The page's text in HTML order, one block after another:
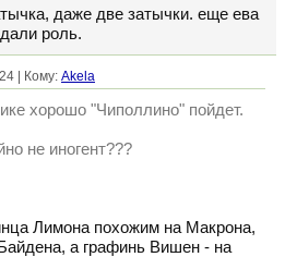
даже две затычки. еще ева
роль.
| Кому: Akela
хорошо "Чиполлино" пойдет.
не иногент???
Лимона похожим на Макрона,
а графинь Вишен - на